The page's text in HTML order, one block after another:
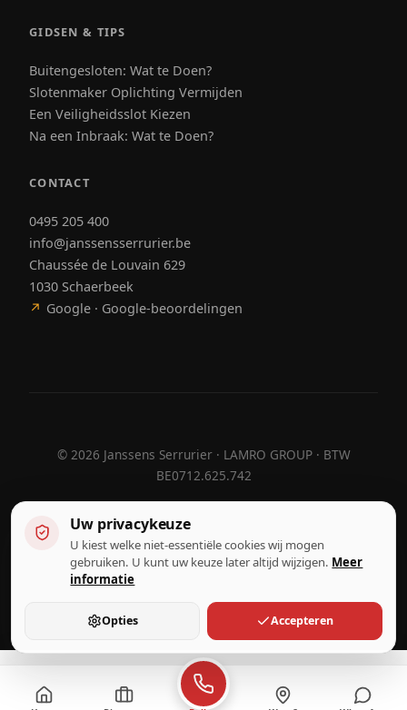
GIDSEN & TIPS
Buitengesloten: Wat te Doen?
Slotenmaker Oplichting Vermijden
Een Veiligheidsslot Kiezen
Na een Inbraak: Wat te Doen?
CONTACT
0495 205 400
info@janssensserrurier.be
Chaussée de Louvain 629
1030 Schaerbeek
↗ Google · Google-beoordelingen
© 2026 Janssens Serrurier · LAMRO GROUP · BTW
BE0712.625.742
Ontworpen doorHebora
Hebora
Gebruiksvoorwaarden
Cookie-instellingen
Uw privacykeuze
U kiest welke niet-essentiële cookies wij mogen
gebruiken. U kunt uw keuze later altijd wijzigen. Meer
informatie
Opties Accepteren